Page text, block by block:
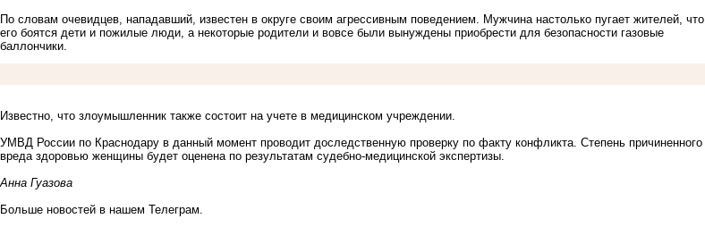
По словам очевидцев, нападавший, известен в округе своим агрессивным поведением. Мужчина настолько пугает жителей, что
его боятся дети и пожилые люди, а некоторые родители и вовсе были вынуждены приобрести для безопасности газовые
баллончики.
Известно, что злоумышленник также состоит на учете в медицинском учреждении.
УМВД России по Краснодару в данный момент проводит доследственную проверку по факту конфликта. Степень причиненного
вреда здоровью женщины будет оценена по результатам судебно-медицинской экспертизы.
Анна Гуазова
Больше новостей в нашем Телеграм